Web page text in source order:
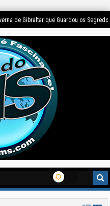
de Gibraltar que Guardou os